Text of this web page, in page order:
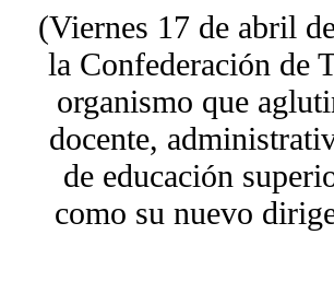
(Viernes 17 de abril
la Confederación de
organismo que
docente,
de educación
como su nuevo